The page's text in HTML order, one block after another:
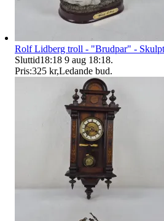
Rolf Lidberg troll - "Brudpar" -
Sluttid18:18 9 aug 18:18.
Pris:325 kr,Ledande bud.